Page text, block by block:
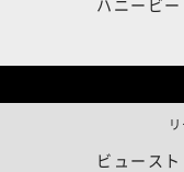
ビュースト